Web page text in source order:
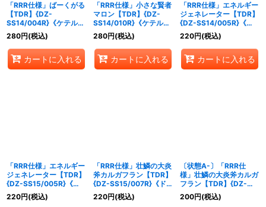
「RRR仕様」ばーくがる
【TDR】{DZ-
SS14/004R}《ケテルサ
ンクチュアリ》
280円(税込)
カートに入れる
「RRR仕様」小さな賢者
マロン【TDR】{DZ-
SS14/010R}《ケテルサ
ンクチュアリ》
280円(税込)
カートに入れる
「RRR仕様」エネルギー
ジェネレーター【TDR】
{DZ-SS14/005R}《そ
の他》
220円(税込)
カートに入れる
「RRR仕様」エネルギー
ジェネレーター【TDR】
{DZ-SS15/005R}《そ
の他》
220円(税込)
「RRR仕様」壮鱗の大炎
斧カルガフラン【TDR】
{DZ-SS15/007R}《ド
ラゴンエンパイア》
220円(税込)
〔状態A-〕「RRR仕
様」壮鱗の大炎斧カルガ
フラン【TDR】{DZ-
SS15/007R}《ドラゴン
エンパイア》
200円(税込)